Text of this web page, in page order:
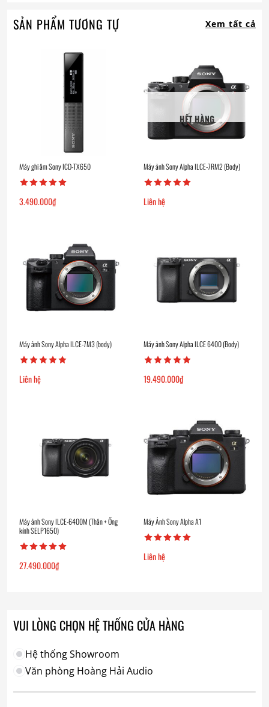
SẢN PHẨM TƯƠNG TỰ Xem tất cả
Máy ghi âm Sony ICD-TX650
3.490.000₫
HẾT HÀNG
Máy ảnh Sony Alpha ILCE-7RM2 (Body)
Liên hệ
Máy ảnh Sony Alpha ILCE-7M3 (body)
Liên hệ
Máy ảnh Sony Alpha ILCE 6400 (Body)
19.490.000₫
Máy ảnh Sony ILCE-6400M (Thân + Ống
kính SELP1650)
27.490.000₫
Máy Ảnh Sony Alpha A1
Liên hệ
VUI LÒNG CHỌN HỆ THỐNG CỬA HÀNG
Hệ thống Showroom
Văn phòng Hoàng Hải Audio